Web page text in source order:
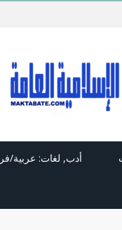
أدب, لغات: عربية/